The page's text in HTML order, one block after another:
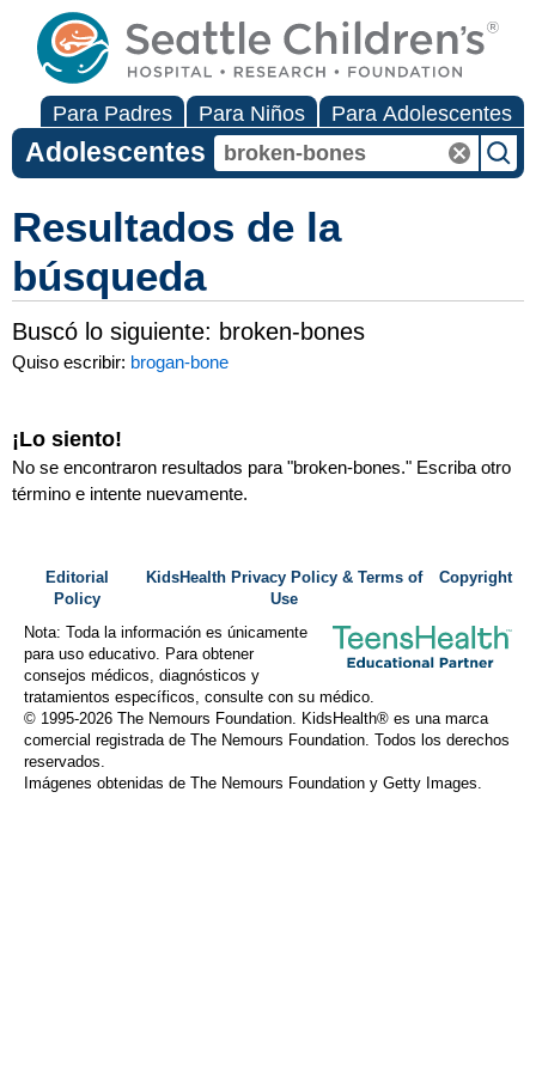
Para Padres Para Niños Para Adolescentes
Adolescentes
Resultados de la
búsqueda
Buscó lo siguiente: broken-bones
Quiso escribir: brogan-bone
¡Lo siento!
No se encontraron resultados para "broken-bones." Escriba otro
término e intente nuevamente.
Editorial
Policy
KidsHealth Privacy Policy & Terms of
Use
Copyright
Nota: Toda la información es únicamente
para uso educativo. Para obtener
consejos médicos, diagnósticos y
tratamientos específicos, consulte con su médico.
© 1995-2026 The Nemours Foundation. KidsHealth® es una marca
comercial registrada de The Nemours Foundation. Todos los derechos
reservados.
Imágenes obtenidas de The Nemours Foundation y Getty Images.